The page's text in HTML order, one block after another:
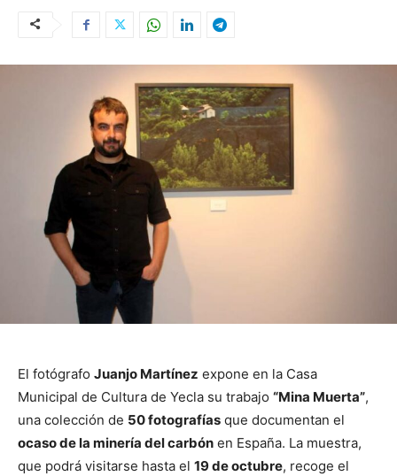
El fotógrafo Juanjo Martínez expone en la Casa
Municipal de Cultura de Yecla su trabajo “Mina Muerta”,
una colección de 50 fotografías que documentan el
ocaso de la minería del carbón en España. La muestra,
que podrá visitarse hasta el 19 de octubre, recoge el